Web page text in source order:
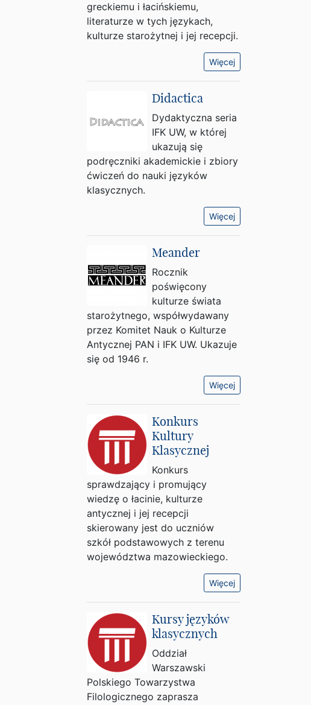
greckiemu i łacińskiemu,
literaturze w tych językach,
kulturze starożytnej i jej recepcji.
Więcej
Didactica
Dydaktyczna seria
IFK UW, w której
ukazują się
podręczniki akademickie i zbiory
ćwiczeń do nauki języków
klasycznych.
Więcej
Meander
Rocznik
poświęcony
kulturze świata
starożytnego, współwydawany
przez Komitet Nauk o Kulturze
Antycznej PAN i IFK UW. Ukazuje
się od 1946 r.
Więcej
Konkurs
Kultury
Klasycznej
Konkurs
sprawdzający i promujący
wiedzę o łacinie, kulturze
antycznej i jej recepcji
skierowany jest do uczniów
szkół podstawowych z terenu
województwa mazowieckiego.
Więcej
Kursy języków
klasycznych
Oddział
Warszawski
Polskiego Towarzystwa
Filologicznego zaprasza